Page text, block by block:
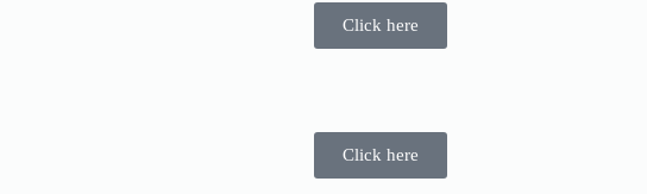
Click here
Click here